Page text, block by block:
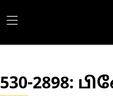
530-2898: